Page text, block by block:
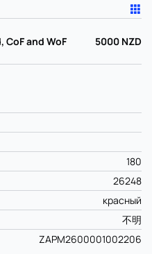
and WoF
5000 NZD
180
26248
красный
不明
ZAPM2600001002206